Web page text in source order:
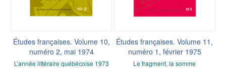
Études françaises. Volume 10,
numéro 2, mai 1974
L’année littéraire québécoise 1973
Études françaises. Volume 11,
numéro 1, février 1975
Le fragment, la somme